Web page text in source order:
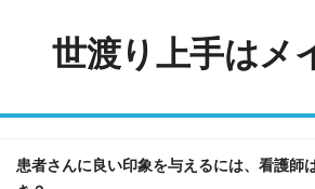
世渡り上手はメ
患者さんに良い印象を与えるには、看護師